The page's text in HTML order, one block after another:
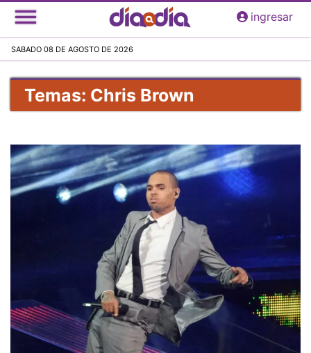
Pasar
al
principal
ingresar
SABADO 08 DE AGOSTO DE 2026
Temas: Chris Brown